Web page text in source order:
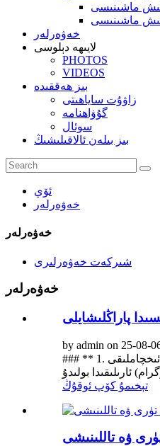
ماشىنىسى
خىش ماشىنىسى
خەۋەرلەر
لايىھە دېلوسى
PHOTOS
VIDEOS
بىز ھەققىدە
زاۋۇت ساياھىتى
گۇۋاھنامە
سوئال
بىز بىلەن ئالاقىلىشىڭ
ئۆي
خەۋەرلەر
خەۋەرلەر
شىركەت خەۋەرلىرى
خەۋەرلەر
پاراڭلىشايلى
by admin on 25-08-
### ** 1. قىزىل خىشنىڭ كونكرېت تارتىش كۈچى (زىچلىقى) ** قىزىل خىشنىڭ زىچلىقى (كونكرېت تارتىش كۈچى) ئادەتتە خام ئەشيانىڭ (لاي ، سلانېتس ياكى كۆمۈر گورۇھى) نىڭ ئىخچاملىقى
تېخىمۇ كۆپ ئوقۇڭ
ۋە تاللىنىشى